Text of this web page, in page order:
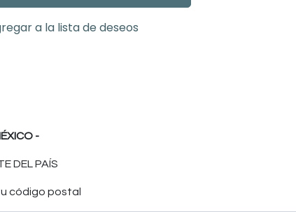
a la lista de deseos
-
DEL PAÍS
código postal